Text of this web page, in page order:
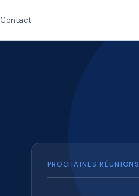
Contact
PROCHAINES RÉUNIONS